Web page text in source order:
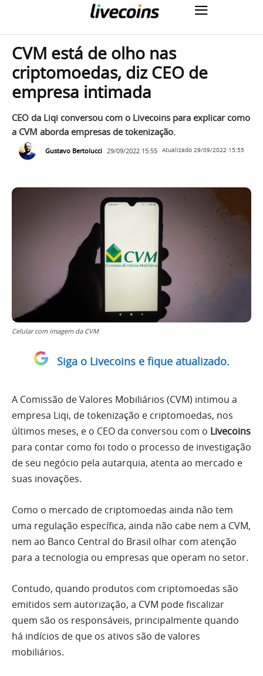
CVM está de olho nas
criptomoedas, diz CEO de
empresa intimada
CEO da Liqi conversou com o Livecoins para explicar como
a CVM aborda empresas de tokenização.
Gustavo Bertolucci 29/09/2022 15:55 Atualizado 29/09/2022 15:55
Celular com imagem da CVM
Siga o Livecoins e fique atualizado.
A Comissão de Valores Mobiliários (CVM) intimou a
empresa Liqi, de tokenização e criptomoedas, nos
últimos meses, e o CEO da conversou com o Livecoins
para contar como foi todo o processo de investigação
de seu negócio pela autarquia, atenta ao mercado e
suas inovações.
Como o mercado de criptomoedas ainda não tem
uma regulação específica, ainda não cabe nem a CVM,
nem ao Banco Central do Brasil olhar com atenção
para a tecnologia ou empresas que operam no setor.
Contudo, quando produtos com criptomoedas são
emitidos sem autorização, a CVM pode fiscalizar
quem são os responsáveis, principalmente quando
há indícios de que os ativos são de valores
mobiliários.